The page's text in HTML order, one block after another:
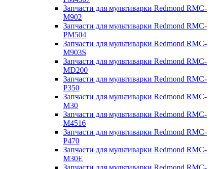
Запчасти для мультиварки Redmond RMC-
M902
Запчасти для мультиварки Redmond RMC-
PM504
Запчасти для мультиварки Redmond RMC-
M903S
Запчасти для мультиварки Redmond RMC-
MD200
Запчасти для мультиварки Redmond RMC-
P350
Запчасти для мультиварки Redmond RMC-
M30
Запчасти для мультиварки Redmond RMC-
M4516
Запчасти для мультиварки Redmond RMC-
P470
Запчасти для мультиварки Redmond RMC-
M30E
Запчасти для мультиварки Redmond RMC-